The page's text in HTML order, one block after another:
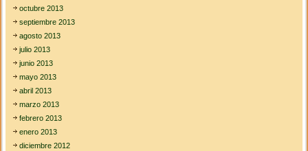
octubre 2013
septiembre 2013
agosto 2013
julio 2013
junio 2013
mayo 2013
abril 2013
marzo 2013
febrero 2013
enero 2013
diciembre 2012